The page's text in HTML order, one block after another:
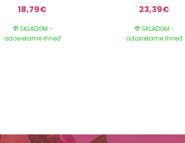
18,79€
SKLADOM -
odosielame ihneď
23,39€
SKLADOM -
odosielame ihneď